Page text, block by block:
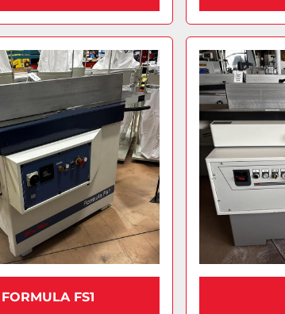
FORMULA FS1